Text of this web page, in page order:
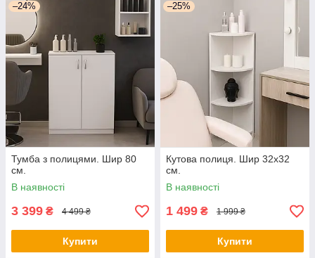
–24%
Тумба з полицями. Шир 80
см.
В наявності
3 399 ₴ 4 499 ₴
Купити
–25%
Кутова полиця. Шир 32х32
см.
В наявності
1 499 ₴ 1 999 ₴
Купити